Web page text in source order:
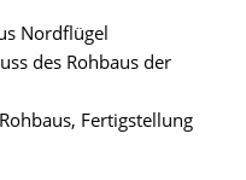
Nordflügel
des Rohbaus der
Fertigstellung